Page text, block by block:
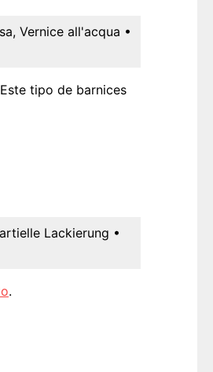
Vernice all'acqua •
tipo de barnices
Lackierung •
.